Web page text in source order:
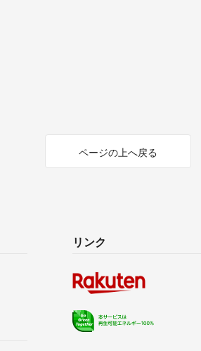
ページの上へ戻る
リンク